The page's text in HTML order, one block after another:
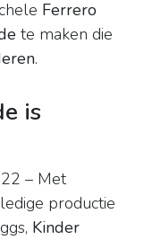
Ferrero
te maken die
.
is
– Met
productie
Kinder